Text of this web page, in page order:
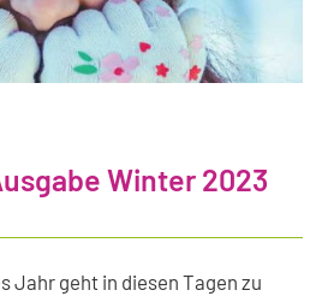
Winter 2023
Jahr geht in diesen Tagen zu